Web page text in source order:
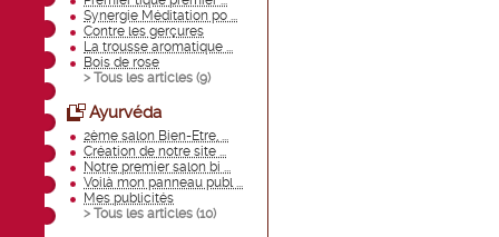
Synergie Méditation po ...
Contre les gerçures
La trousse aromatique ...
Bois de rose
> Tous les articles (9)
Ayurvéda
2ème salon Bien-Etre, ...
Création de notre site ...
Notre premier salon bi ...
Voilà mon panneau publ ...
Mes publicités
> Tous les articles (10)